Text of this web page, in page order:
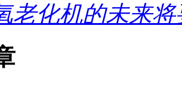
老化机的未来